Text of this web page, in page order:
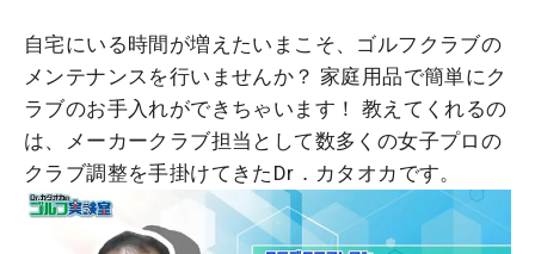
自宅にいる時間が増えたいまこそ、ゴルフクラブの
メンテナンスを行いませんか？ 家庭用品で簡単にク
ラブのお手入れができちゃいます！ 教えてくれるの
は、メーカークラブ担当として数多くの女子プロの
クラブ調整を手掛けてきたDr．カタオカです。